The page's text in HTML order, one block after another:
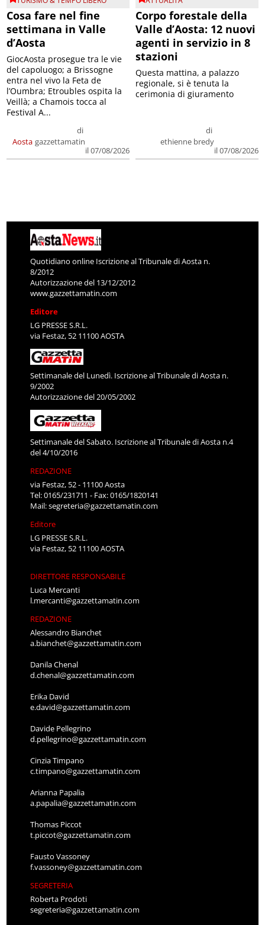
Cosa fare nel fine
settimana in Valle
d’Aosta
Aosta
di
gazzettamatin
il 07/08/2026
GiocAosta prosegue tra le vie
del capoluogo; a Brissogne
entra nel vivo la Feta de
l’Oumbra; Etroubles ospita la
Veillà; a Chamois tocca al
Festival A...
Corpo forestale della
Valle d’Aosta: 12 nuovi
agenti in servizio in 8
stazioni
di
ethienne bredy
il 07/08/2026
Questa mattina, a palazzo
regionale, si è tenuta la
cerimonia di giuramento
Quotidiano online Iscrizione al Tribunale di Aosta n.
8/2012
Autorizzazione del 13/12/2012
www.gazzettamatin.com
Editore
LG PRESSE S.R.L.
via Festaz, 52 11100 AOSTA
Settimanale del Lunedì. Iscrizione al Tribunale di Aosta n.
9/2002
Autorizzazione del 20/05/2002
Settimanale del Sabato. Iscrizione al Tribunale di Aosta n.4
del 4/10/2016
REDAZIONE
via Festaz, 52 - 11100 Aosta
Tel: 0165/231711 - Fax: 0165/1820141
Mail:segreteria@gazzettamatin.com
Editore
LG PRESSE S.R.L.
via Festaz, 52 11100 AOSTA
DIRETTORE RESPONSABILE
Luca Mercanti
l.mercanti@gazzettamatin.com
REDAZIONE
Alessandro Bianchet
a.bianchet@gazzettamatin.com
Danila Chenal
d.chenal@gazzettamatin.com
Erika David
e.david@gazzettamatin.com
Davide Pellegrino
d.pellegrino@gazzettamatin.com
Cinzia Timpano
c.timpano@gazzettamatin.com
Arianna Papalia
a.papalia@gazzettamatin.com
Thomas Piccot
t.piccot@gazzettamatin.com
Fausto Vassoney
f.vassoney@gazzettamatin.com
SEGRETERIA
Roberta Prodoti
segreteria@gazzettamatin.com